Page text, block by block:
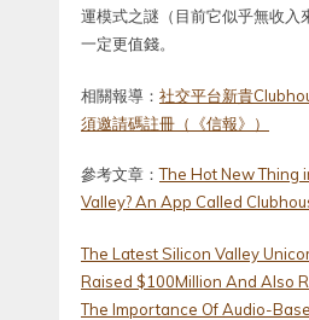
運模式之謎（目前它似乎無收入
一定更值錢。
相關報導： 社交平台新貴
須邀請碼註冊（《信報》）
參考文章：The Hot New Thing
Valley? An App Called
The Latest Silicon Valley
Raised $100Million And Also
The Importance Of Audio-